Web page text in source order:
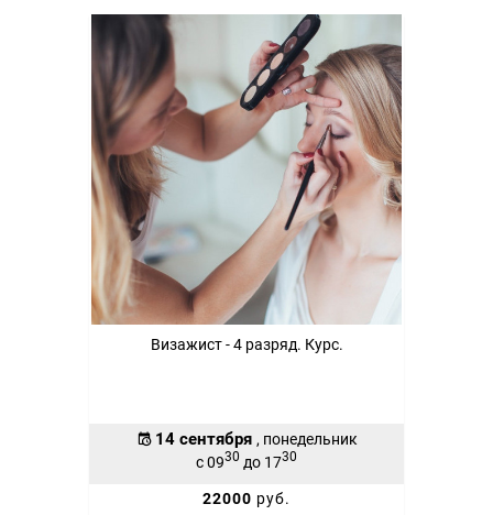
Визажист - 4 разряд. Курс.
14 сентября , понедельник
с 0930 до 1730
22000 руб.